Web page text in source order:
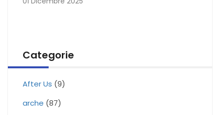
Categorie
After Us (9)
arche (87)